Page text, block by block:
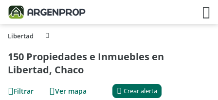
Libertad
150 Propiedades e Inmuebles en
Libertad, Chaco
Filtrar Ver mapa Crear alerta